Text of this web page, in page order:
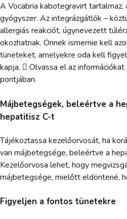
A Vocabria kabotegravirt
gyógyszer. Az integrázgátlók –
allergiás reakciót, úgynevezett
okozhatnak. Önnek ismernie kell
tüneteket, amelyekre oda kell
kapja.  Olvassa el az
pontjában.
Májbetegségek, beleértve a
hepatitisz C-t
Tájékoztassa kezelőorvosát, ha
van májbetegsége, beleértve a
Kezelőorvosa lehet, hogy
májbetegsége, mielőtt eldöntené,
Figyeljen a fontos tünetekre